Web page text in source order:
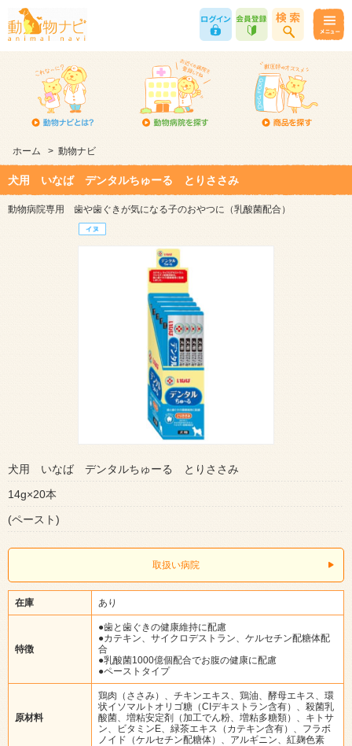
ホーム > 動物ナビ
犬用 いなば デンタルちゅーる とりささみ
動物病院専用 歯や歯ぐきが気になる子のおやつに（乳酸菌配合）
犬用 いなば デンタルちゅーる とりささみ
14g×20本
(ペースト)
取扱い病院
在庫 あり
特徴
●歯と歯ぐきの健康維持に配慮
●カテキン、サイクロデストラン、ケルセチン配糖体配
合
●乳酸菌1000億個配合でお腹の健康に配慮
●ペーストタイプ
原材料
鶏肉（ささみ）、チキンエキス、鶏油、酵母エキス、環
状イソマルトオリゴ糖（CIデキストラン含有）、殺菌乳
酸菌、増粘安定剤（加工でん粉、増粘多糖類）、キトサ
ン、ビタミンE、緑茶エキス（カテキン含有）、フラボ
ノイド（ケルセチン配糖体）、アルギニン、紅麹色素